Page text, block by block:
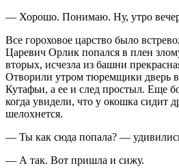
— Хорошо. Понимаю. Ну, утро
Все гороховое царство было
Царевич Орлик попался в плен
вторых, исчезла из башни
Отворили утром тюремщики дверь
Кутафьи, а ее и след простыл. Еще
когда увидели, что у окошка сидит
шелохнется.
— Ты как сюда попала? —
— А так. Вот пришла и сижу.